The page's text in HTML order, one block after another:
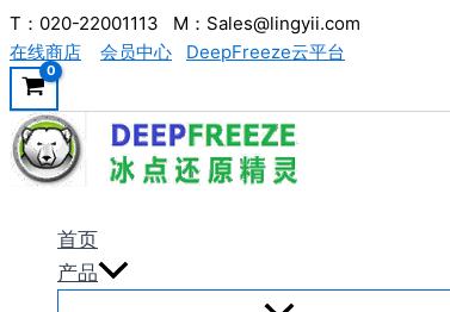
跳
至
内
容
T：020-22001113 M：Sales@lingyii.com
在线商店
会员中心 DeepFreeze云平台
首页
产品